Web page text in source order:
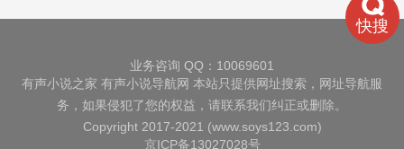
快搜
业务咨询 QQ：10069601
有声小说之家 有声小说导航网 本站只提供网址搜索，网址导航服
务，如果侵犯了您的权益，请联系我们纠正或删除。
Copyright 2017-2021 (www.soys123.com)
京ICP备13027028号